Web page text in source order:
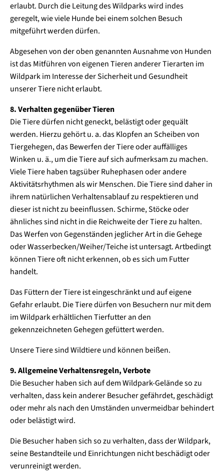
erlaubt. Durch die Leitung des Wildparks wird indes
geregelt, wie viele Hunde bei einem solchen Besuch
mitgeführt werden dürfen.
Abgesehen von der oben genannten Ausnahme von Hunden
ist das Mitführen von eigenen Tieren anderer Tierarten im
Wildpark im Interesse der Sicherheit und Gesundheit
unserer Tiere nicht erlaubt.
8. Verhalten gegenüber Tieren
Die Tiere dürfen nicht geneckt, belästigt oder gequält
werden. Hierzu gehört u. a. das Klopfen an Scheiben von
Tiergehegen, das Bewerfen der Tiere oder auffälliges
Winken u. ä., um die Tiere auf sich aufmerksam zu machen.
Viele Tiere haben tagsüber Ruhephasen oder andere
Aktivitätsrhythmen als wir Menschen. Die Tiere sind daher in
ihrem natürlichen Verhaltensablauf zu respektieren und
dieser ist nicht zu beeinflussen. Schirme, Stöcke oder
ähnliches sind nicht in die Reichweite der Tiere zu halten.
Das Werfen von Gegenständen jeglicher Art in die Gehege
oder Wasserbecken/Weiher/Teiche ist untersagt. Artbedingt
können Tiere oft nicht erkennen, ob es sich um Futter
handelt.
Das Füttern der Tiere ist eingeschränkt und auf eigene
Gefahr erlaubt. Die Tiere dürfen von Besuchern nur mit dem
im Wildpark erhältlichen Tierfutter an den
gekennzeichneten Gehegen gefüttert werden.
Unsere Tiere sind Wildtiere und können beißen.
9. Allgemeine Verhaltensregeln, Verbote
Die Besucher haben sich auf dem Wildpark-Gelände so zu
verhalten, dass kein anderer Besucher gefährdet, geschädigt
oder mehr als nach den Umständen unvermeidbar behindert
oder belästigt wird.
Die Besucher haben sich so zu verhalten, dass der Wildpark,
seine Bestandteile und Einrichtungen nicht beschädigt oder
verunreinigt werden.